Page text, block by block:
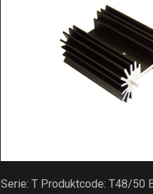
Serie: T Produktcode: T48/50